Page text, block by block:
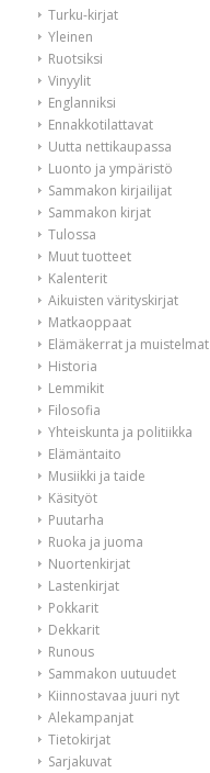
Turku-kirjat
Yleinen
Ruotsiksi
Vinyylit
Englanniksi
Ennakkotilattavat
Uutta nettikaupassa
Luonto ja ympäristö
Sammakon kirjailijat
Sammakon kirjat
Tulossa
Muut tuotteet
Kalenterit
Aikuisten värityskirjat
Matkaoppaat
Elämäkerrat ja muistelmat
Historia
Lemmikit
Filosofia
Yhteiskunta ja politiikka
Elämäntaito
Musiikki ja taide
Käsityöt
Puutarha
Ruoka ja juoma
Nuortenkirjat
Lastenkirjat
Pokkarit
Dekkarit
Runous
Sammakon uutuudet
Kiinnostavaa juuri nyt
Alekampanjat
Tietokirjat
Sarjakuvat